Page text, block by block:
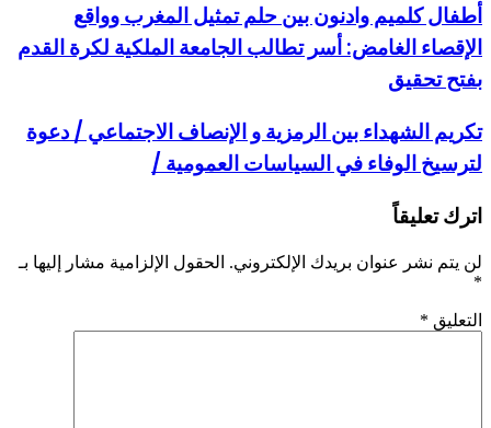
أطفال كلميم وادنون بين حلم تمثيل المغرب وواقع
الإقصاء الغامض: أسر تطالب الجامعة الملكية لكرة القدم
بفتح تحقيق
تكريم الشهداء بين الرمزية و الإنصاف الاجتماعي / دعوة
لترسيخ الوفاء في السياسات العمومية /
اترك تعليقاً
لن يتم نشر عنوان بريدك الإلكتروني. الحقول الإلزامية مشار إليها بـ
*
التعليق *